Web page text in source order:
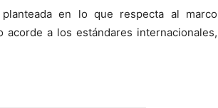
en lo que respecta al marco
a los estándares internacionales,